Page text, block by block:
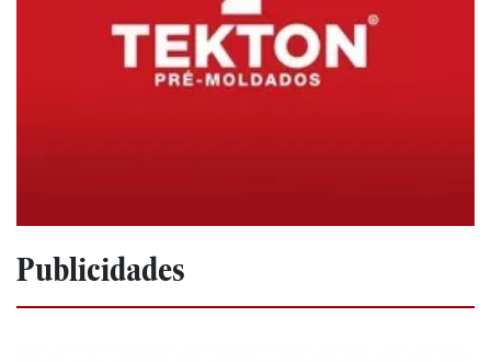
Publicidades